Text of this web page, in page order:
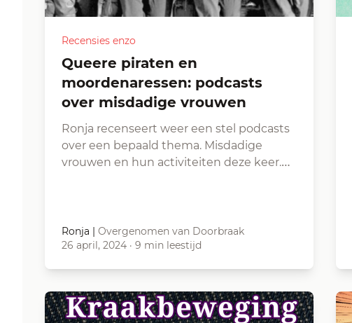
Recensies enzo
Queere piraten en
moordenaressen: podcasts
over misdadige vrouwen
Ronja recenseert weer een stel podcasts
over een bepaald thema. Misdadige
vrouwen en hun activiteiten deze keer.…
Ronja | Overgenomen van Doorbraak
26 april, 2024 · 9 min leestijd